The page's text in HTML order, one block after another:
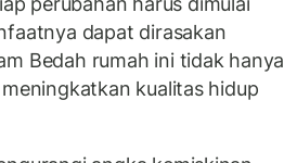
dapat dirasakan
Bedah rumah ini tidak hanya
kualitas hidup